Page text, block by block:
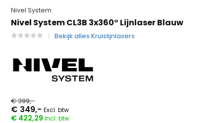
Nivel System
Nivel System CL3B 3x360° Lijnlaser Blauw
Bekijk alles Kruislijnlasers
€ 399,-
€ 349,-Excl. btw
€ 422,29Incl. btw